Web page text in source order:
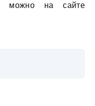
можно на сайте